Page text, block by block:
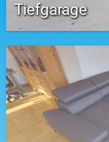
Tiefgarage